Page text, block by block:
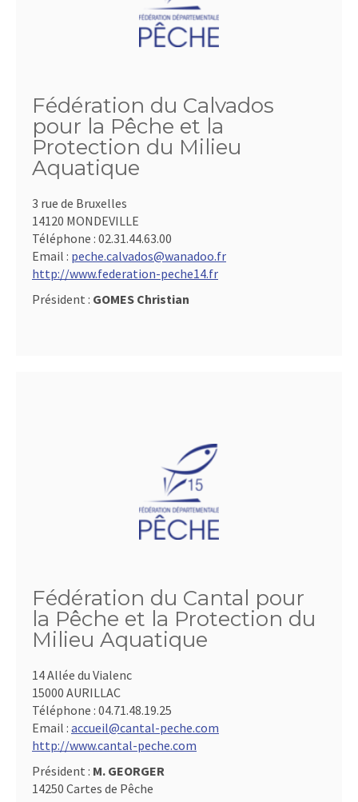
Fédération du Calvados
pour la Pêche et la
Protection du Milieu
Aquatique
3 rue de Bruxelles
14120 MONDEVILLE
Téléphone : 02.31.44.63.00
Email : peche.calvados@wanadoo.fr
http://www.federation-peche14.fr
Président : GOMES Christian
Fédération du Cantal pour
la Pêche et la Protection du
Milieu Aquatique
14 Allée du Vialenc
15000 AURILLAC
Téléphone : 04.71.48.19.25
Email : accueil@cantal-peche.com
http://www.cantal-peche.com
Président : M. GEORGER
14250 Cartes de Pêche